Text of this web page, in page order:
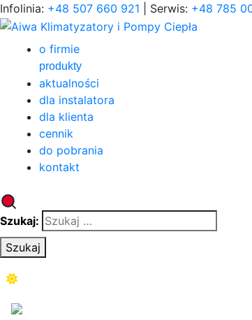
Infolinia: +48 507 660 921 | Serwis: +48 785
o firmie
produkty
aktualności
dla instalatora
dla klienta
cennik
do pobrania
kontakt
Szukaj:
Szukaj